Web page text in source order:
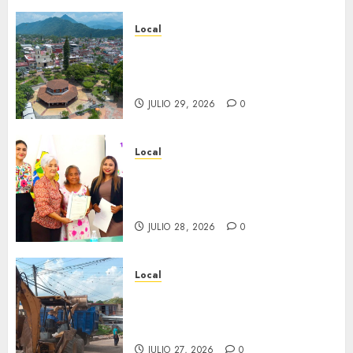
Local
JULIO 29, 2026 0
Local
JULIO 28, 2026 0
Local
JULIO 27, 2026 0